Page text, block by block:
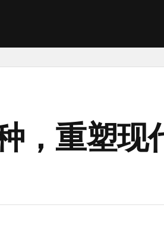
，重塑现